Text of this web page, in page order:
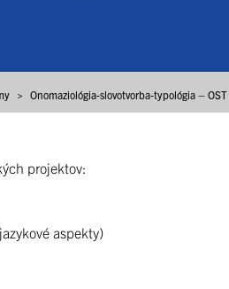
> Onomaziológia-slovotvorba-typológia – OST
projektov:
aspekty)